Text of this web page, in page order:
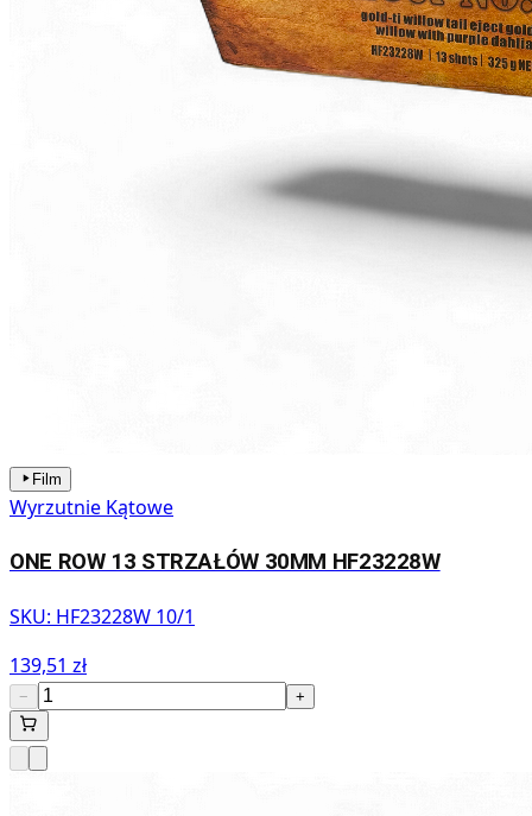
Film
Wyrzutnie Kątowe
ONE ROW 13 STRZAŁÓW 30MM HF23228W
SKU: HF23228W 10/1
139,51 zł
− +